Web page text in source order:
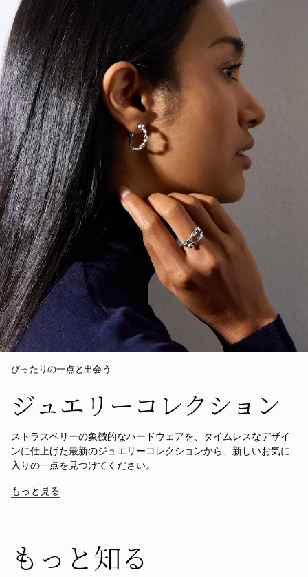
ぴったりの一点と出会う
ジュエリーコレクション
ストラスベリーの象徴的なハードウェアを、タイムレスなデザイ
ンに仕上げた最新のジュエリーコレクションから、新しいお気に
入りの一点を見つけてください。
もっと見る
もっと知る